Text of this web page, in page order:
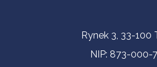
Informacje kontaktowe
Rynek 3, 33-100
NIP: 873-000-